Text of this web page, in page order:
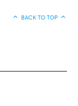
BACK TO TOP